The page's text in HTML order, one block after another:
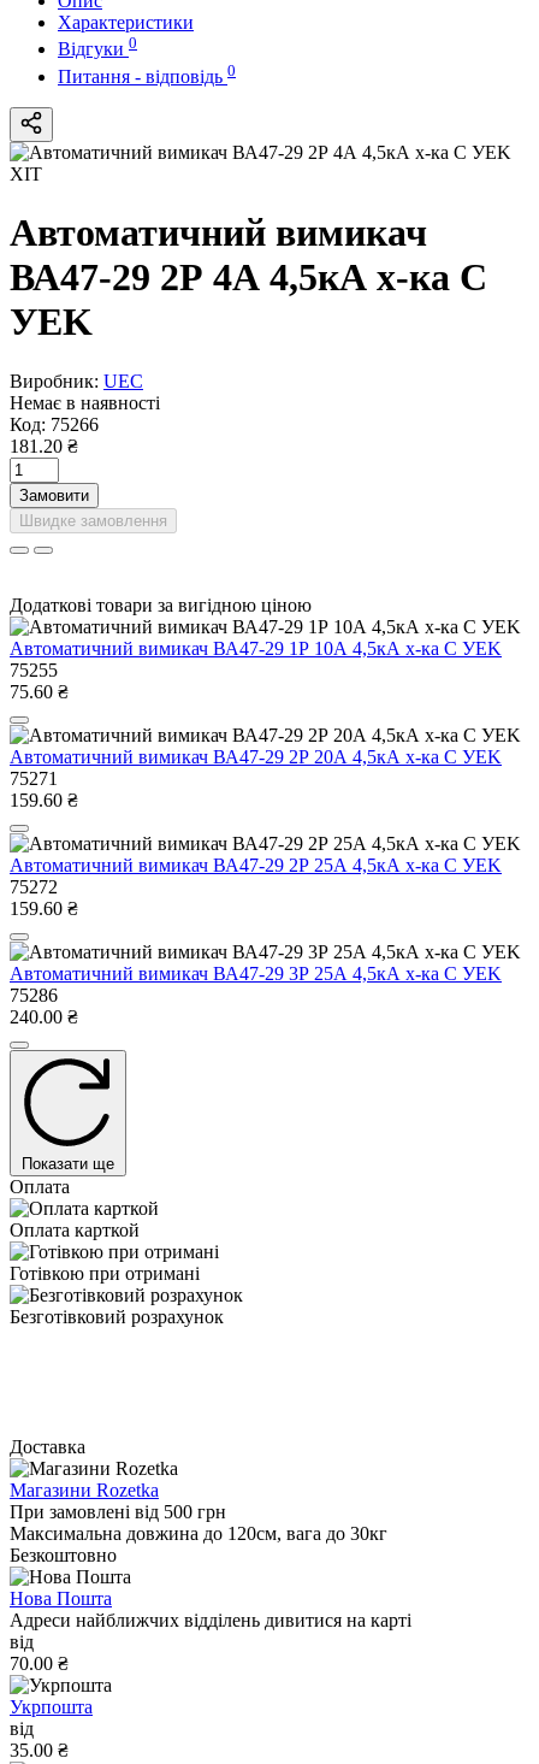
Характеристики
Відгуки 0
Питання - відповідь 0
ХІТ
Автоматичний вимикач
ВА47-29 2Р 4А 4,5кА х-ка C
УEK
Виробник: UEC
Немає в наявності
Код: 75266
181.20 ₴
Замовити
Швидке замовлення
Додаткові товари за вигідною ціною
Автоматичний вимикач ВА47-29 1Р 10А 4,5кА х-ка C УEK
75255
75.60 ₴
Автоматичний вимикач ВА47-29 2Р 20А 4,5кА х-ка C УEK
75271
159.60 ₴
Автоматичний вимикач ВА47-29 2Р 25А 4,5кА х-ка C УEK
75272
159.60 ₴
Автоматичний вимикач ВА47-29 3Р 25А 4,5кА х-ка C УEK
75286
240.00 ₴
Показати ще
Оплата
Оплата карткой
Готівкою при отримані
Безготівковий розрахунок
Доставка
Магазини Rozetka
При замовлені від 500 грн
Максимальна довжина до 120см, вага до 30кг
Безкоштовно
Нова Пошта
Адреси найближчих відділень дивитися на карті
від
70.00 ₴
Укрпошта
від
35.00 ₴